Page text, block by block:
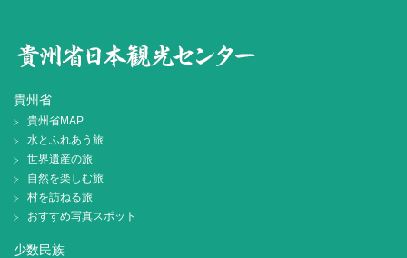
貴州省
貴州省MAP
水とふれあう旅
世界遺産の旅
自然を楽しむ旅
村を訪ねる旅
おすすめ写真スポット
少数民族